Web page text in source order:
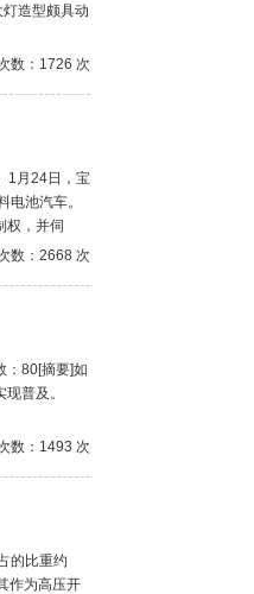
造型颇具动
数：1726 次
1月24日，宝
池汽车。
权，并伺
数：2668 次
：80[摘要]如
普及。
数：1493 次
的比重约
作为高压开